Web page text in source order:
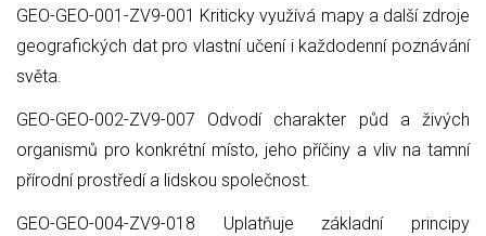
GEO-GEO-001-ZV9-001 Kriticky využívá mapy a další zdroje
geografických dat pro vlastní učení i každodenní poznávání
světa.
GEO-GEO-002-ZV9-007 Odvodí charakter půd a živých
organismů pro konkrétní místo, jeho příčiny a vliv na tamní
přírodní prostředí a lidskou společnost.
GEO-GEO-004-ZV9-018 Uplatňuje základní principy